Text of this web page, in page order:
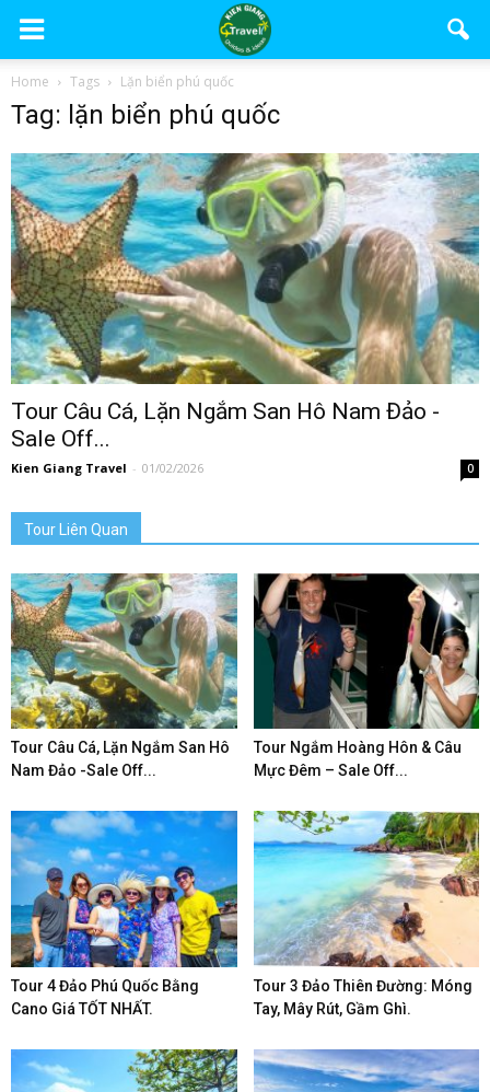
Home Tags Lặn biển phú quốc
Tag: lặn biển phú quốc
Tour Câu Cá, Lặn Ngắm San Hô Nam Đảo -
Sale Off...
Kien Giang Travel - 01/02/2026 0
Tour Liên Quan
Tour Câu Cá, Lặn Ngắm San Hô
Nam Đảo -Sale Off...
Tour Ngắm Hoàng Hôn & Câu
Mực Đêm – Sale Off...
Tour 4 Đảo Phú Quốc Bằng
Cano Giá TỐT NHẤT.
Tour 3 Đảo Thiên Đường: Móng
Tay, Mây Rút, Gầm Ghì.